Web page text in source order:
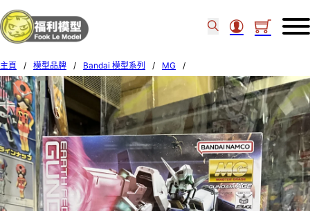
主頁 / 模型品牌 / Bandai 模型系列 / MG
/
Bandai MG 1/100 Gundam Age-1 Normal 628428